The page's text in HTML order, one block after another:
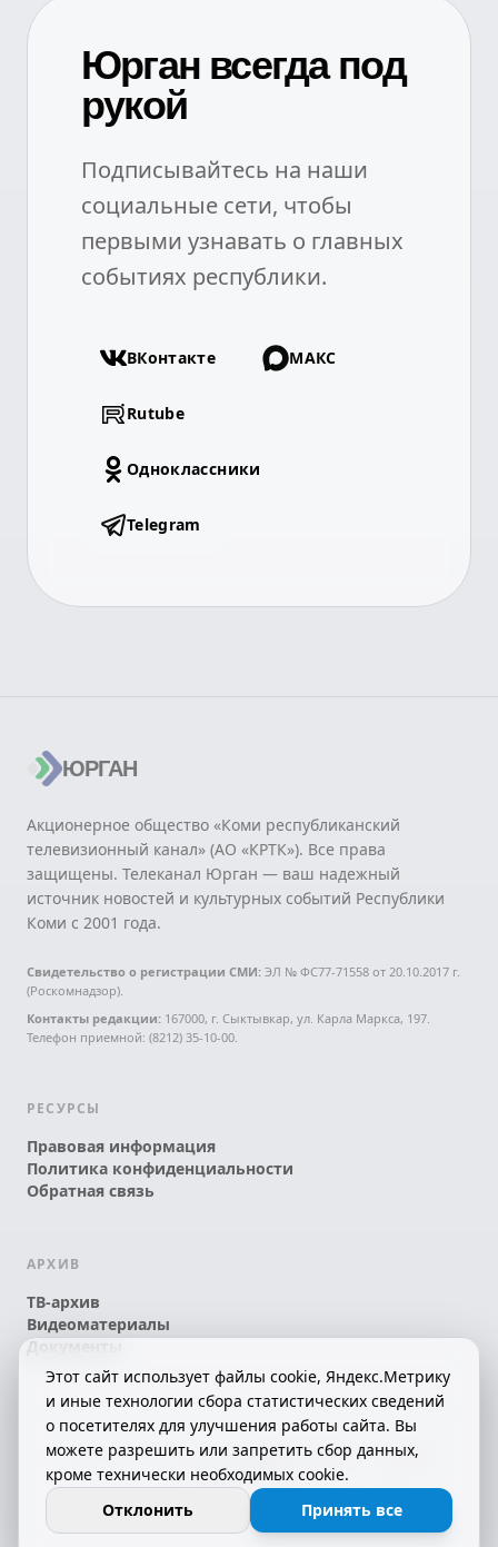
Юрган всегда под
рукой
Подписывайтесь на наши
социальные сети, чтобы
первыми узнавать о главных
событиях республики.
ВКонтакте МАКС
Rutube
Одноклассники
Telegram
ЮРГАН
Акционерное общество «Коми республиканский
телевизионный канал» (АО «КРТК»). Все права
защищены. Телеканал Юрган — ваш надежный
источник новостей и культурных событий Республики
Коми с 2001 года.
Свидетельство о регистрации СМИ: ЭЛ № ФС77-71558 от 20.10.2017 г.
(Роскомнадзор).
Контакты редакции: 167000, г. Сыктывкар, ул. Карла Маркса, 197.
Телефон приемной: (8212) 35-10-00.
РЕСУРСЫ
Правовая информация
Политика конфиденциальности
Обратная связь
АРХИВ
ТВ-архив
Видеоматериалы
Документы
© 2026 АО «КРТК» • КОМИ ЙÖЗЛЫ — КОМИ
ТЕЛЕКАНАЛ!
СДЕЛАНО С ЛЮБОВЬЮ К РЕСПУБЛИКЕ КОМИ
16+
Этот сайт использует файлы cookie, Яндекс.Метрику
и иные технологии сбора статистических сведений
о посетителях для улучшения работы сайта. Вы
можете разрешить или запретить сбор данных,
кроме технически необходимых cookie.
Отклонить
Принять все